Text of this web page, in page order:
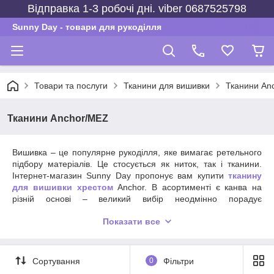
Відправка 1-3 робочі дні. viber 0687525798
Sunny Day - товари для рукоділля
Товари та послуги Тканини для вишивки Тканини
Тканини Anchor/MEZ
Вишивка – це популярне рукоділля, яке вимагає ретельного
підбору матеріалів. Це стосується як ниток, так і тканини.
Інтернет-магазин Sunny Day пропонує вам купити тканину
для вишивки хрестомAnchor. В асортименті є канва на
різній основі – великий вибір неодмінно порадує
тканину можна замовити в
На нашому сайті доступна для замовлення Anchor тканина
Показати все
Сортування 0 Фільтри